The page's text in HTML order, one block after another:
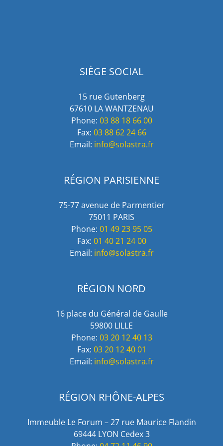
SIÈGE SOCIAL
15 rue Gutenberg
67610 LA WANTZENAU
Phone: 03 88 18 66 00
Fax: 03 88 62 24 66
Email: info@solastra.fr
RÉGION PARISIENNE
75-77 avenue de Parmentier
75011 PARIS
Phone: 01 49 23 95 05
Fax: 01 40 21 24 00
Email: info@solastra.fr
RÉGION NORD
16 place du Général de Gaulle
59800 LILLE
Phone: 03 20 12 40 13
Fax: 03 20 12 40 01
Email: info@solastra.fr
RÉGION RHÔNE-ALPES
Immeuble Le Forum – 27 rue Maurice Flandin
69444 LYON Cedex 3